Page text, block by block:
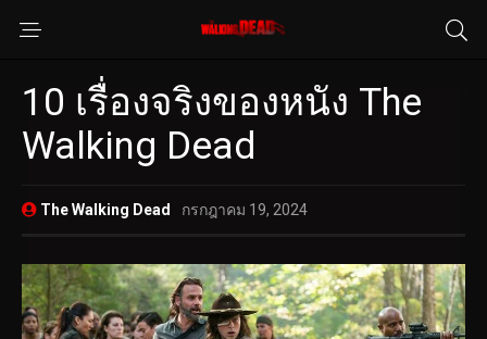
10 เรื่องจริงของหนัง The
Walking Dead
The Walking Dead กรกฎาคม 19, 2024